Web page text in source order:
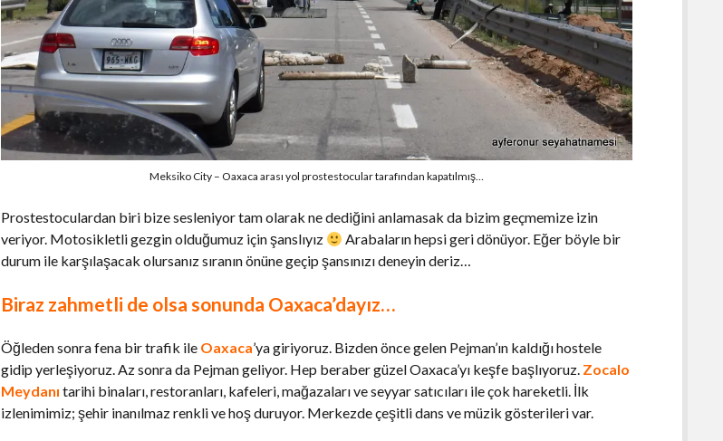
Meksiko City – Oaxaca arası yol prostestocular tarafından kapatılmış…
Prostestoculardan biri bize sesleniyor tam olarak ne dediğini anlamasak da bizim geçmemize izin
veriyor. Motosikletli gezgin olduğumuz için şanslıyız
Arabaların hepsi geri dönüyor. Eğer böyle bir
durum ile karşılaşacak olursanız sıranın önüne geçip şansınızı deneyin deriz…
Biraz zahmetli de olsa sonunda Oaxaca’dayız…
Öğleden sonra fena bir trafik ile Oaxaca’ya giriyoruz. Bizden önce gelen Pejman’ın kaldığı hostele
gidip yerleşiyoruz. Az sonra da Pejman geliyor. Hep beraber güzel Oaxaca’yı keşfe başlıyoruz. Zocalo
Meydanı tarihi binaları, restoranları, kafeleri, mağazaları ve seyyar satıcıları ile çok hareketli. İlk
izlenimimiz; şehir inanılmaz renkli ve hoş duruyor. Merkezde çeşitli dans ve müzik gösterileri var.